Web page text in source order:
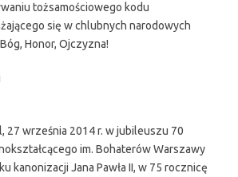
tożsamościowego kodu
się w chlubnych narodowych
Honor, Ojczyzna!
27 września 2014 r. w jubileuszu 70
im. Bohaterów Warszawy
kanonizacji Jana Pawła II, w 75 rocznicę